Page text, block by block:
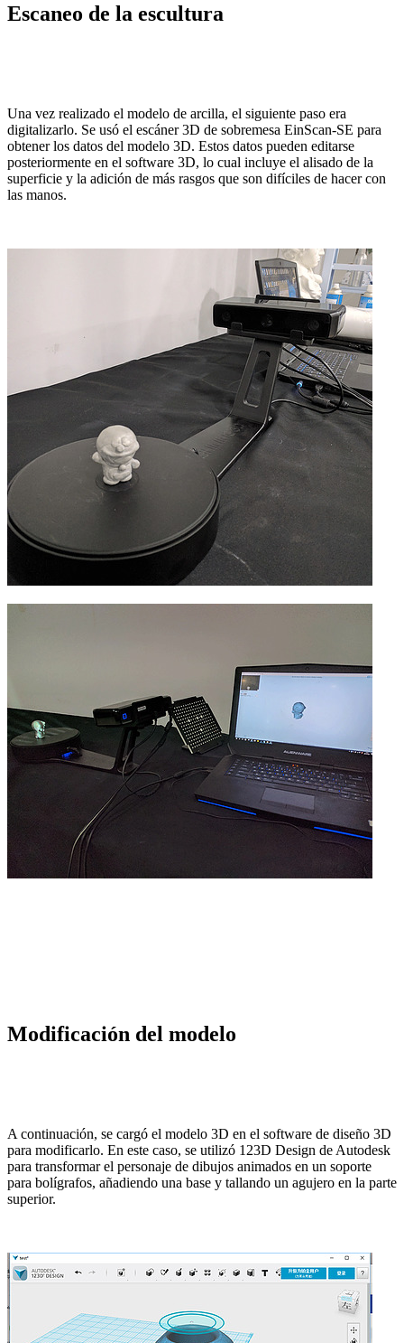
Escaneo de la escultura
Una vez realizado el modelo de arcilla, el siguiente paso era
digitalizarlo. Se usó el escáner 3D de sobremesa EinScan-SE para
obtener los datos del modelo 3D. Estos datos pueden editarse
posteriormente en el software 3D, lo cual incluye el alisado de la
superficie y la adición de más rasgos que son difíciles de hacer con
las manos.
Modificación del modelo
A continuación, se cargó el modelo 3D en el software de diseño 3D
para modificarlo. En este caso, se utilizó 123D Design de Autodesk
para transformar el personaje de dibujos animados en un soporte
para bolígrafos, añadiendo una base y tallando un agujero en la parte
superior.